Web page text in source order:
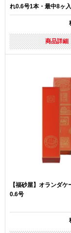
れ0.6号1本・最中8ヶ入
商品詳細
【福砂屋】オランダケ
0.6号